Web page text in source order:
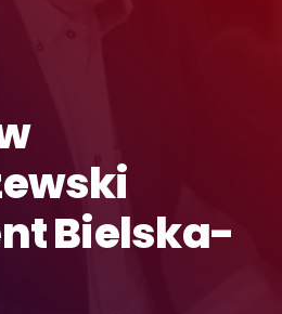
Bielska-